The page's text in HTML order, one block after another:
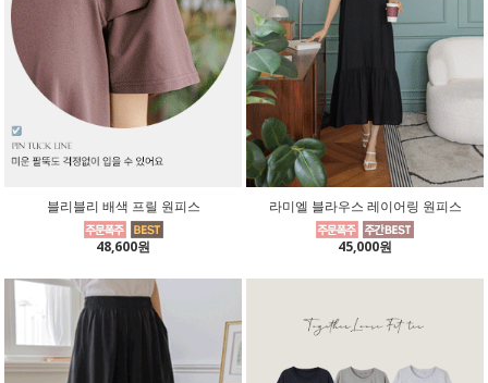
블리블리 배색 프릴 원피스
48,600원
라미엘 블라우스 레이어링 원피스
45,000원